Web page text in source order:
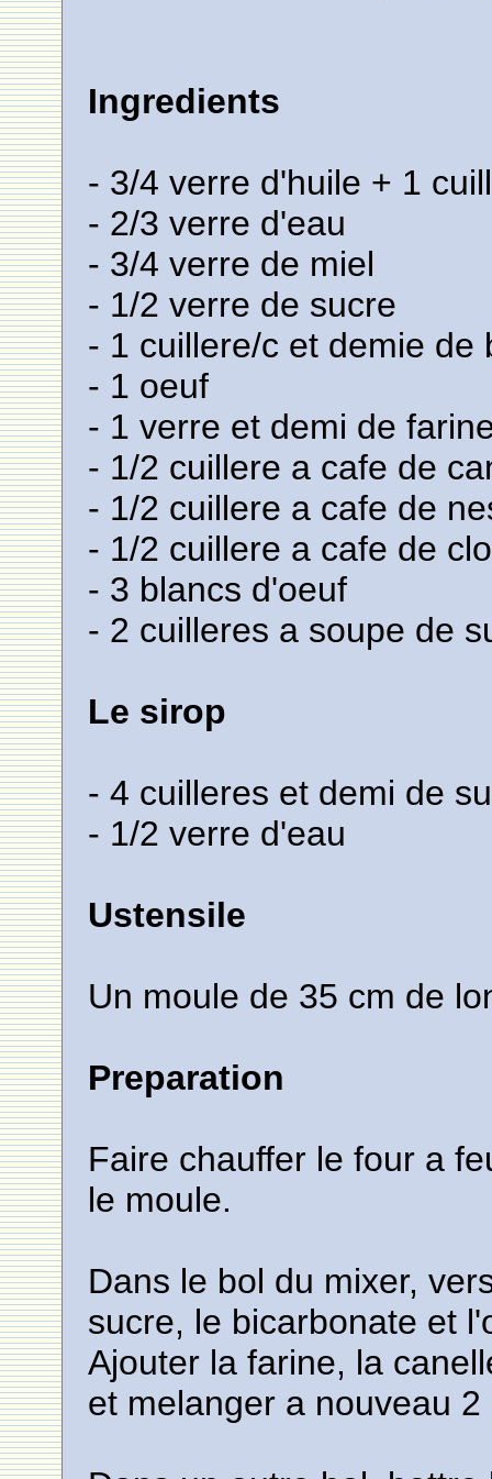
Ingredients
- 3/4 verre d'huile + 1
- 2/3 verre d'eau
- 3/4 verre de miel
- 1/2 verre de sucre
- 1 cuillere/c et demie de
- 1 oeuf
- 1 verre et demi de
- 1/2 cuillere a cafe de
- 1/2 cuillere a cafe de
- 1/2 cuillere a cafe de
- 3 blancs d'oeuf
- 2 cuilleres a soupe de
Le sirop
- 4 cuilleres et demi de
- 1/2 verre d'eau
Ustensile
Un moule de 35 cm de
Preparation
Faire chauffer le four a
le moule.
Dans le bol du mixer,
sucre, le bicarbonate et
Ajouter la farine, la
et melanger a nouveau 2